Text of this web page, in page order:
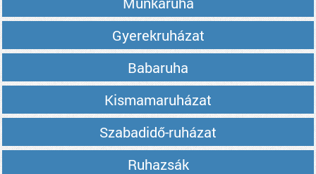
Gyerekruházat
Babaruha
Kismamaruházat
Szabadidő-ruházat
Ruhazsák